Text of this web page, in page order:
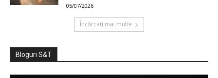
05/07/2026
Încărcați mai multe
Bloguri S&T